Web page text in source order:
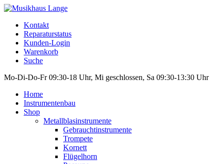
Kontakt
Reparaturstatus
Kunden-Login
Warenkorb
Suche
Mo-Di-Do-Fr 09:30-18 Uhr, Mi geschlossen, Sa 09:30-13:30 Uhr
Home
Instrumentenbau
Shop
Metallblasinstrumente
Gebrauchtinstrumente
Trompete
Kornett
Flügelhorn